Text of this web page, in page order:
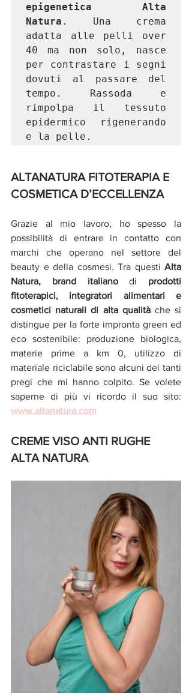
epigenetica Alta
Natura . Una crema
adatta alle pelli over
40 ma non solo, nasce
per contrastare i segni
dovuti al passare del
tempo. Rassoda e
rimpolpa il tessuto
epidermico rigenerando
ALTANATURA FITOTERAPIA E
COSMETICA D’ECCELLENZA
Grazie al mio lavoro, ho spesso la
possibilità di entrare in contatto con
marchi che operano nel settore del
beauty e della cosmesi. Tra questi Alta
Natura, brand italiano di prodotti
fitoterapici, integratori alimentari e
cosmetici naturali di alta qualità che si
distingue per la forte impronta green ed
eco sostenibile: produzione biologica,
materie prime a km 0, utilizzo di
materiale riciclabile sono alcuni dei tanti
pregi che mi hanno colpito. Se volete
saperne di più vi ricordo il suo sito:
www.altanatura.com
CREME VISO ANTI RUGHE
ALTA NATURA